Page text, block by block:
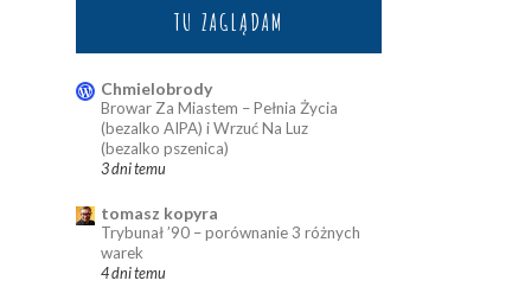
TU ZAGLĄDAM
Chmielobrody
Browar Za Miastem – Pełnia Życia
(bezalko AIPA) i Wrzuć Na Luz
(bezalko pszenica)
3 dni temu
tomasz kopyra
Trybunał ’90 – porównanie 3 różnych
warek
4 dni temu